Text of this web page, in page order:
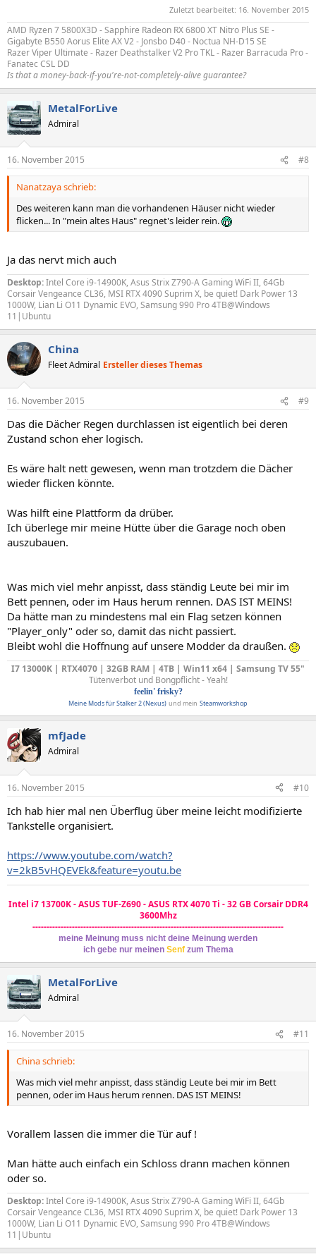
Zuletzt bearbeitet: 16. November 2015
AMD Ryzen 7 5800X3D - Sapphire Radeon RX 6800 XT Nitro Plus SE -
Gigabyte B550 Aorus Elite AX V2 - Jonsbo D40 - Noctua NH-D15 SE
Razer Viper Ultimate - Razer Deathstalker V2 Pro TKL - Razer Barracuda Pro -
Fanatec CSL DD
Is that a money-back-if-you're-not-completely-alive guarantee?
MetalForLive
Admiral
16. November 2015 #8
Nanatzaya schrieb:
Des weiteren kann man die vorhandenen Häuser nicht wieder
flicken... In "mein altes Haus" regnet's leider rein.
Ja das nervt mich auch
Desktop:Intel Core i9-14900K, Asus Strix Z790-A Gaming WiFi II, 64Gb
Corsair Vengeance CL36, MSI RTX 4090 Suprim X, be quiet! Dark Power 13
1000W, Lian Li O11 Dynamic EVO, Samsung 990 Pro 4TB@Windows
11|Ubuntu
China
Fleet Admiral Ersteller dieses Themas
16. November 2015 #9
Das die Dächer Regen durchlassen ist eigentlich bei deren
Zustand schon eher logisch.
Es wäre halt nett gewesen, wenn man trotzdem die Dächer
wieder flicken könnte.
Was hilft eine Plattform da drüber.
Ich überlege mir meine Hütte über die Garage noch oben
auszubauen.
Was mich viel mehr anpisst, dass ständig Leute bei mir im
Bett pennen, oder im Haus herum rennen. DAS IST MEINS!
Da hätte man zu mindestens mal ein Flag setzen können
"Player_only" oder so, damit das nicht passiert.
Bleibt wohl die Hoffnung auf unsere Modder da draußen.
I7 13000K | RTX4070 | 32GB RAM | 4TB | Win11 x64 | Samsung TV 55"
Tütenverbot und Bongpflicht - Yeah!
feelin' frisky?
Meine Mods für Stalker 2 (Nexus) und mein Steamworkshop
mfJade
Admiral
16. November 2015 #10
Ich hab hier mal nen Überflug über meine leicht modifizierte
Tankstelle organisiert.
https://www.youtube.com/watch?
v=2kB5vHQEVEk&feature=youtu.be
Intel i7 13700K - ASUS TUF-Z690 - ASUS RTX 4070 Ti - 32 GB Corsair DDR4
3600Mhz
-----------------------------------------------------------------------------------------
meine Meinung muss nicht deine Meinung werden
ich gebe nur meinen Senf zum Thema
MetalForLive
Admiral
16. November 2015 #11
China schrieb:
Was mich viel mehr anpisst, dass ständig Leute bei mir im Bett
pennen, oder im Haus herum rennen. DAS IST MEINS!
Vorallem lassen die immer die Tür auf !
Man hätte auch einfach ein Schloss drann machen können
oder so.
Desktop:Intel Core i9-14900K, Asus Strix Z790-A Gaming WiFi II, 64Gb
Corsair Vengeance CL36, MSI RTX 4090 Suprim X, be quiet! Dark Power 13
1000W, Lian Li O11 Dynamic EVO, Samsung 990 Pro 4TB@Windows
11|Ubuntu